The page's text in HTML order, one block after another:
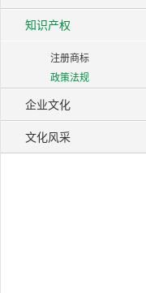
知识产权
注册商标
政策法规
企业文化
文化风采